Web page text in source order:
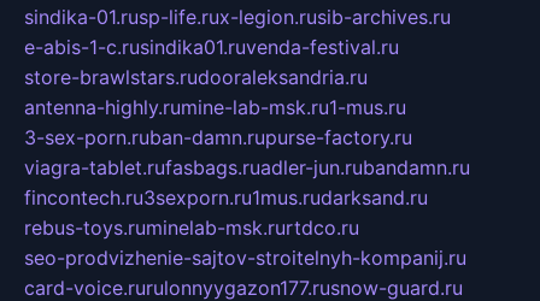
sindika-01.rusp-life.rux-legion.rusib-archives.ru
e-abis-1-c.rusindika01.ruvenda-festival.ru
store-brawlstars.rudooraleksandria.ru
antenna-highly.rumine-lab-msk.ru1-mus.ru
3-sex-porn.ruban-damn.rupurse-factory.ru
viagra-tablet.rufasbags.ruadler-jun.rubandamn.ru
fincontech.ru3sexporn.ru1mus.rudarksand.ru
rebus-toys.ruminelab-msk.rurtdco.ru
seo-prodvizhenie-sajtov-stroitelnyh-kompanij.ru
card-voice.rurulonnyygazon177.rusnow-guard.ru